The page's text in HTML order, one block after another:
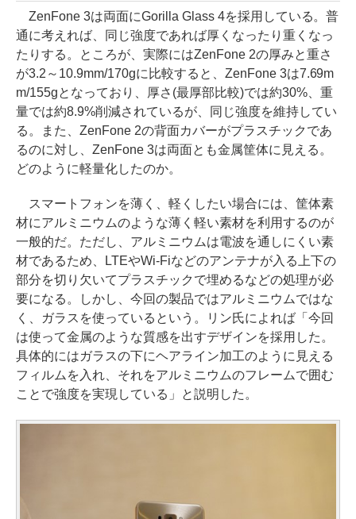
ZenFone 3は両面にGorilla Glass 4を採用している。普
通に考えれば、同じ強度であれば厚くなったり重くなっ
たりする。ところが、実際にはZenFone 2の厚みと重さ
が3.2～10.9mm/170gに比較すると、ZenFone 3は7.69m
m/155gとなっており、厚さ(最厚部比較)では約30%、重
量では約8.9%削減されているが、同じ強度を維持してい
る。また、ZenFone 2の背面カバーがプラスチックであ
るのに対し、ZenFone 3は両面とも金属筐体に見える。
どのように軽量化したのか。
スマートフォンを薄く、軽くしたい場合には、筐体素
材にアルミニウムのような薄く軽い素材を利用するのが
一般的だ。ただし、アルミニウムは電波を通しにくい素
材であるため、LTEやWi-Fiなどのアンテナが入る上下の
部分を切り欠いてプラスチックで埋めるなどの処理が必
要になる。しかし、今回の製品ではアルミニウムではな
く、ガラスを使っているという。リン氏によれば「今回
は使って金属のような質感を出すデザインを採用した。
具体的にはガラスの下にヘアライン加工のように見える
フィルムを入れ、それをアルミニウムのフレームで囲む
ことで強度を実現している」と説明した。